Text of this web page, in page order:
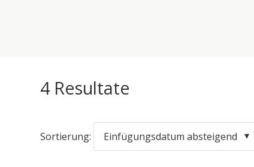
4 Resultate
Sortierung: Einfügungsdatum absteigend